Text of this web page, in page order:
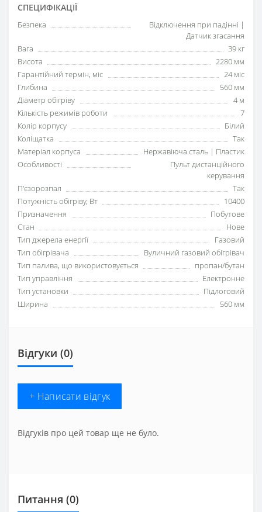
СПЕЦИФІКАЦІЇ
Безпека
Відключення при падінні |
Датчик згасання
Вага
39 кг
Висота
2280 мм
Гарантійний термін, міс
24 міс
Глибина
560 мм
Діаметр обігріву
4 м
Кількість режимів роботи
7
Колір корпусу
Білий
Коліщатка
Так
Матеріал корпуса
Нержавіюча сталь | Пластик
Особливості
Пульт дистанційного
керування
П'єзорозпал
Так
Потужність обігріву, Вт
10400
Призначення
Побутове
Стан
Нове
Тип джерела енергії
Газовий
Тип обігрівача
Вуличний газовий обігрівач
Тип палива, що використовується
пропан/бутан
Тип управління
Електронне
Тип установки
Підлоговий
Ширина
560 мм
Відгуки (0)
+ Написати відгук
Відгуків про цей товар ще не було.
Питання (0)